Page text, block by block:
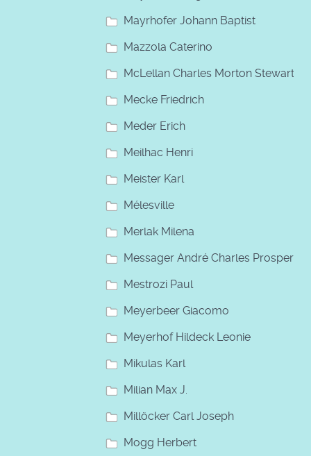
Mayrhofer Johann Baptist
Mazzola Caterino
McLellan Charles Morton Stewart
Mecke Friedrich
Meder Erich
Meilhac Henri
Meister Karl
Mélesville
Merlak Milena
Messager André Charles Prosper
Mestrozi Paul
Meyerbeer Giacomo
Meyerhof Hildeck Leonie
Mikulas Karl
Milian Max J.
Millöcker Carl Joseph
Mogg Herbert